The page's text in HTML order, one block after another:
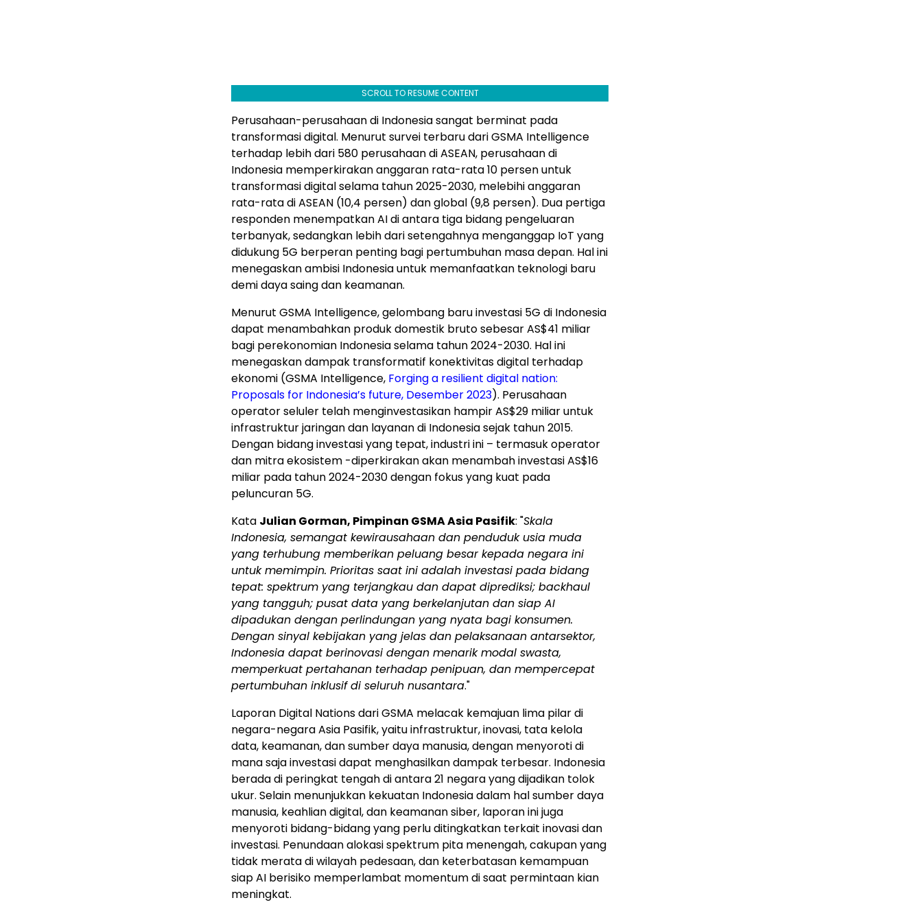
SCROLL TO RESUME CONTENT
Perusahaan-perusahaan di Indonesiasangat berminat pada
transformasi digital. Menurut survei terbaru dari GSMA Intelligence
terhadap lebih dari 580 perusahaan di ASEAN, perusahaan di
Indonesia memperkirakan anggaran rata-rata 10 persen untuk
transformasi digital selama tahun 2025-2030, melebihi anggaran
rata-rata di ASEAN (10,4 persen) dan global (9,8 persen). Dua pertiga
responden menempatkanAI diantara tiga bidang pengeluaran
terbanyak, sedangkan lebih dari setengahnya menganggap IoT yang
didukung 5G berperan penting bagi pertumbuhan masa depan. Hal ini
menegaskan ambisi Indonesiauntuk memanfaatkan teknologi baru
demi daya saing dan keamanan.
Menurut GSMA Intelligence, gelombang baru investasi 5G di Indonesia
dapat menambahkan produk domestik bruto sebesar AS$41 miliar
bagi perekonomian Indonesiaselama tahun 2024-2030. Hal ini
menegaskan dampak transformatif konektivitas digital terhadap
ekonomi (GSMA Intelligence, Forging a resilient digital nation:
Proposals for Indonesia’s future, Desember 2023). Perusahaan
operator seluler telah menginvestasikan hampir AS$29 miliar untuk
infrastruktur jaringan dan layanan di Indonesiasejak tahun 2015.
Dengan bidang investasi yang tepat, industri ini – termasuk operator
dan mitra ekosistem -diperkirakan akan menambah investasi AS$16
miliar pada tahun 2024-2030 dengan fokus yang kuat pada
peluncuran 5G.
Kata Julian Gorman, Pimpinan GSMA Asia Pasifik: "Skala
Indonesia, semangat kewirausahaan dan penduduk usia muda
yang terhubung memberikan peluang besar kepada negara ini
untuk memimpin. Prioritas saat ini adalah investasi pada bidang
tepat: spektrum yang terjangkau dan dapat diprediksi; backhaul
yang tangguh; pusat data yang berkelanjutan dan siap AI
dipadukan dengan perlindungan yang nyata bagi konsumen.
Dengan sinyal kebijakan yang jelas dan pelaksanaan antarsektor,
Indonesia dapat berinovasi dengan menarik modal swasta,
memperkuat pertahanan terhadap penipuan, dan mempercepat
pertumbuhan inklusif di seluruh nusantara."
Laporan Digital Nations dari GSMA melacak kemajuan lima pilar di
negara-negara Asia Pasifik, yaitu infrastruktur, inovasi, tata kelola
data, keamanan, dan sumber daya manusia, dengan menyoroti di
mana saja investasi dapat menghasilkan dampak terbesar. Indonesia
berada di peringkat tengah di antara 21 negara yang dijadikan tolok
ukur. Selain menunjukkan kekuatan Indonesiadalam hal sumber daya
manusia, keahlian digital, dan keamanan siber, laporan ini juga
menyoroti bidang-bidang yang perlu ditingkatkan terkait inovasi dan
investasi. Penundaan alokasi spektrum pita menengah, cakupan yang
tidak merata di wilayah pedesaan, dan keterbatasan kemampuan
siap AI berisiko memperlambat momentum di saat permintaan kian
meningkat.